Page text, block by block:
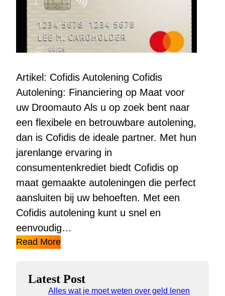
Artikel: Cofidis Autolening Cofidis
Autolening: Financiering op Maat voor
uw Droomauto Als u op zoek bent naar
een flexibele en betrouwbare autolening,
dan is Cofidis de ideale partner. Met hun
jarenlange ervaring in
consumentenkrediet biedt Cofidis op
maat gemaakte autoleningen die perfect
aansluiten bij uw behoeften. Met een
Cofidis autolening kunt u snel en
eenvoudig…
Read More
Latest Post
Alles wat je moet weten over geld lenen